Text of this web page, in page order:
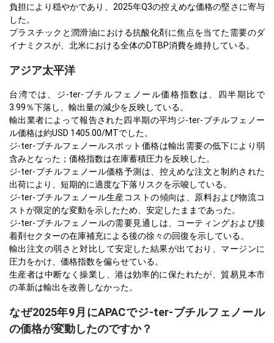
負担により穏やかであり、2025年Q3の控えめな価格の堅さに寄与
した。
プラスチックと潤滑油における抗酸化剤に焦点を当てた需要のダ
イナミクスが、北米における全体のDTBP消費を維持している。
アジア太平洋
台湾では、ジ-ter-ブチルフェノール価格指数は、四半期比で
3.99％下落し、輸出量の減少を反映している。
輸出業者によって報告された四半期の平均ジ-ter-ブチルフェノー
ル価格は約USD 1405.00/MTでした。
ジ-ter-ブチルフェノールスポット価格は輸出需要の低下により弱
含みとなった；価格指数は在庫蓄積圧力を反映した。
ジ-ter-ブチルフェノール価格予測は、控えめな注文と制約された
出荷により、短期的に適度な下落リスクを示唆している。
ジ-ter-ブチルフェノール生産コストの傾向は、原料および物流コ
ストが限定的な変動を示したため、安定したままであった。
ジ-ter-ブチルフェノールの需要見通しは、コーティングおよび接
着剤セクターの在庫補充による後の徐々の回復を示している。
輸出注文の弱さと対比して安定した結果が出ており、マージンに
圧力をかけ、価格指数を偏らせている。
生産者は中断なく操業し、港は効率的に保たれたが、貿易見本市
の革新は輸出を改善しなかった。
なぜ2025年9月にAPACでジ-ter-ブチルフェノール
の価格が変動したのですか？